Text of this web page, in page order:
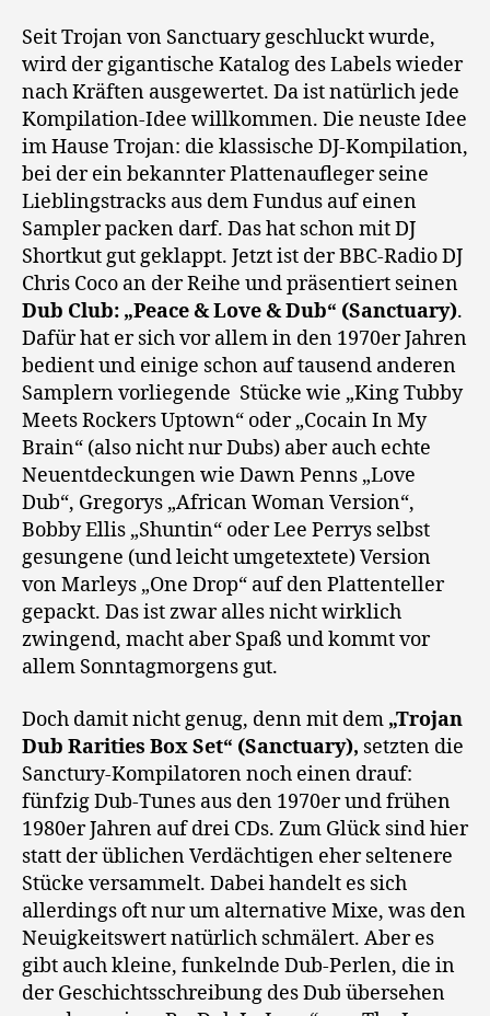
Seit Trojan von Sanctuary geschluckt wurde,
wird der gigantische Katalog des Labels wieder
nach Kräften ausgewertet. Da ist natürlich jede
Kompilation-Idee willkommen. Die neuste Idee
im Hause Trojan: die klassische DJ-Kompilation,
bei der ein bekannter Plattenaufleger seine
Lieblingstracks aus dem Fundus auf einen
Sampler packen darf. Das hat schon mit DJ
Shortkut gut geklappt. Jetzt ist der BBC-Radio DJ
Chris Coco an der Reihe und präsentiert seinen
Dub Club: „Peace & Love & Dub“ (Sanctuary).
Dafür hat er sich vor allem in den 1970er Jahren
bedient und einige schon auf tausend anderen
Samplern vorliegende Stücke wie „King Tubby
Meets Rockers Uptown“ oder „Cocain In My
Brain“ (also nicht nur Dubs) aber auch echte
Neuentdeckungen wie Dawn Penns „Love
Dub“, Gregorys „African Woman Version“,
Bobby Ellis „Shuntin“ oder Lee Perrys selbst
gesungene (und leicht umgetextete) Version
von Marleys „One Drop“ auf den Plattenteller
gepackt. Das ist zwar alles nicht wirklich
zwingend, macht aber Spaß und kommt vor
allem Sonntagmorgens gut.
Doch damit nicht genug, denn mit dem „Trojan
Dub Rarities Box Set“ (Sanctuary), setzten die
Sanctury-Kompilatoren noch einen drauf:
fünfzig Dub-Tunes aus den 1970er und frühen
1980er Jahren auf drei CDs. Zum Glück sind hier
statt der üblichen Verdächtigen eher seltenere
Stücke versammelt. Dabei handelt es sich
allerdings oft nur um alternative Mixe, was den
Neuigkeitswert natürlich schmälert. Aber es
gibt auch kleine, funkelnde Dub-Perlen, die in
der Geschichtsschreibung des Dub übersehen